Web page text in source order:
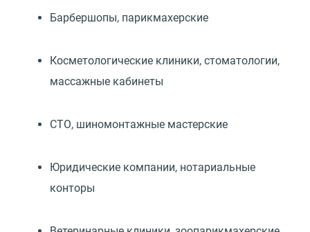
Барбершопы, парикмахерские
Косметологические клиники, стоматологии,
массажные кабинеты
СТО, шиномонтажные мастерские
Юридические компании, нотариальные
конторы